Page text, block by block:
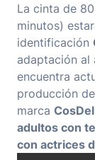
La cinta de
minutos)
identificación
adaptación al
encuentra
producción de
marca
adultos con
con actrices